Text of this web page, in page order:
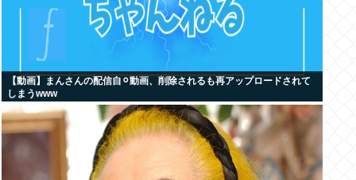
【動画】まんさんの配信自⚪︎動画、削除されるも再アップロードされて
しまうwww